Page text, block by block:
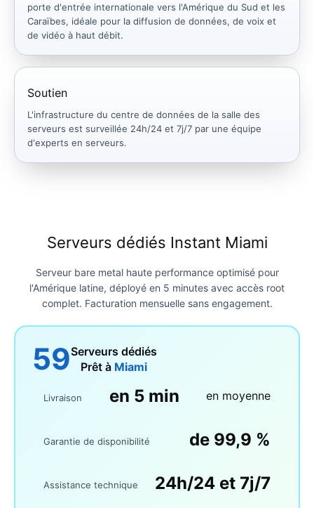
porte d'entrée internationale vers l'Amérique du Sud et les
Caraïbes, idéale pour la diffusion de données, de voix et
de vidéo à haut débit.
Soutien
L'infrastructure du centre de données de la salle des
serveurs est surveillée 24h/24 et 7j/7 par une équipe
d'experts en serveurs.
Serveurs dédiés Instant Miami
Serveur bare metal haute performance optimisé pour
l'Amérique latine, déployé en 5 minutes avec accès root
complet. Facturation mensuelle sans engagement.
59Serveurs dédiés
Prêt à Miami
Livraison en 5 min en moyenne
Garantie de disponibilité de 99,9 %
Assistance technique 24h/24 et 7j/7